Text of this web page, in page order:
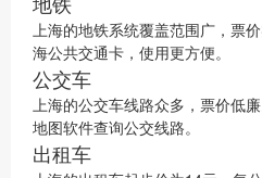
上海的地铁系统覆盖范围广，票
海公共交通卡，使用更方便。
公交车
上海的公交车线路众多，票价低
地图软件查询公交线路。
出租车